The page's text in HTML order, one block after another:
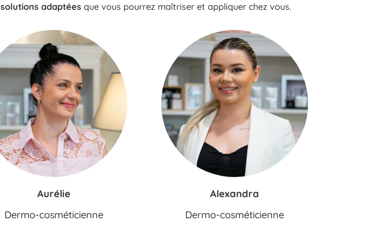
solutions adaptées que vous pourrez maîtriser et appliquer chez vous.
Aurélie
Dermo-cosméticienne
Alexandra
Dermo-cosméticienne